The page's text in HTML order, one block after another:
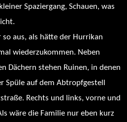
Spaziergang, Schauen, was
aus, als hätte der Hurrikan
wiederzukommen. Neben
Dächern stehen Ruinen, in denen
Spüle auf dem Abtropfgestell
Rechts und links, vorne und
wäre die Familie nur eben kurz